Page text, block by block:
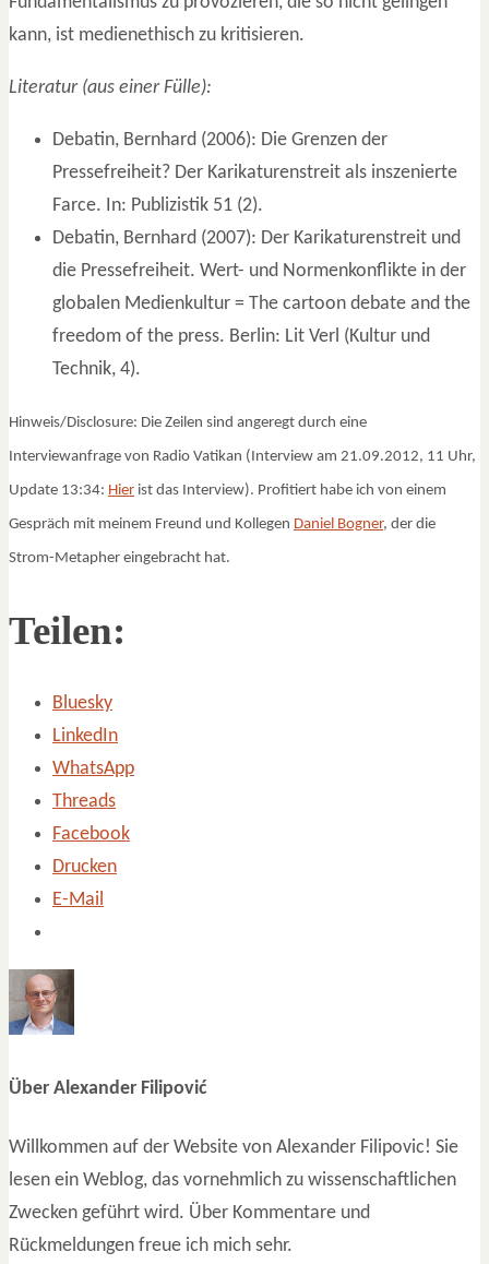
kann, ist medienethisch zu kritisieren.
Literatur (aus einer Fülle):
Debatin, Bernhard (2006): Die Grenzen der
Pressefreiheit? Der Karikaturenstreit als inszenierte
Farce. In: Publizistik 51 (2).
Debatin, Bernhard (2007): Der Karikaturenstreit und
die Pressefreiheit. Wert- und Normenkonflikte in der
globalen Medienkultur = The cartoon debate and the
freedom of the press. Berlin: Lit Verl (Kultur und
Technik, 4).
Hinweis/Disclosure: Die Zeilen sind angeregt durch eine
Interviewanfrage von Radio Vatikan (Interview am 21.09.2012, 11 Uhr,
Update 13:34: Hier ist das Interview). Profitiert habe ich von einem
Gespräch mit meinem Freund und Kollegen Daniel Bogner, der die
Strom-Metapher eingebracht hat.
Teilen:
Bluesky
LinkedIn
WhatsApp
Threads
Facebook
Drucken
E-Mail
Über Alexander Filipović
Willkommen auf der Website von Alexander Filipovic! Sie
lesen ein Weblog, das vornehmlich zu wissenschaftlichen
Zwecken geführt wird. Über Kommentare und
Rückmeldungen freue ich mich sehr.